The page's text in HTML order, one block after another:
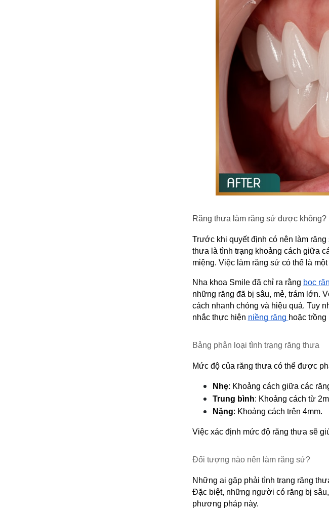
Răng thưa làm răng sứ được không?
Trước khi quyết định có nên làm
thưa là tình trạng khoảng cách giữa
miệng. Việc làm răng sứ có thể là
Nha khoa Smile đã chỉ ra rằng bọc
những răng đã bị sâu, mẻ, trám lớn.
cách nhanh chóng và hiệu quả. Tuy
nhắc thực hiện niềng răng hoặc
Bảng phân loại tình trạng răng thưa
Mức độ của răng thưa có thể được
Nhẹ: Khoảng cách giữa các
Trung bình: Khoảng cách từ
Nặng: Khoảng cách trên 4mm.
Việc xác định mức độ răng thưa sẽ
Đối tượng nào nên làm răng sứ?
Những ai gặp phải tình trạng răng
Đặc biệt, những người có răng bị
phương pháp này.